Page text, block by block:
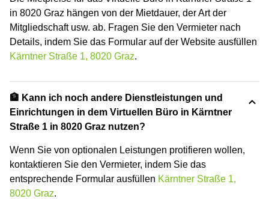
in 8020 Graz hängen von der Mietdauer, der Art der
Mitgliedschaft usw. ab. Fragen Sie den Vermieter nach
Details, indem Sie das Formular auf der Website ausfüllen
Kärntner Straße 1, 8020 Graz.
🏦 Kann ich noch andere Dienstleistungen und
Einrichtungen in dem Virtuellen Büro in Kärntner
Straße 1 in 8020 Graz nutzen?
Wenn Sie von optionalen Leistungen protifieren wollen,
kontaktieren Sie den Vermieter, indem Sie das
entsprechende Formular ausfüllen Kärntner Straße 1,
8020 Graz.